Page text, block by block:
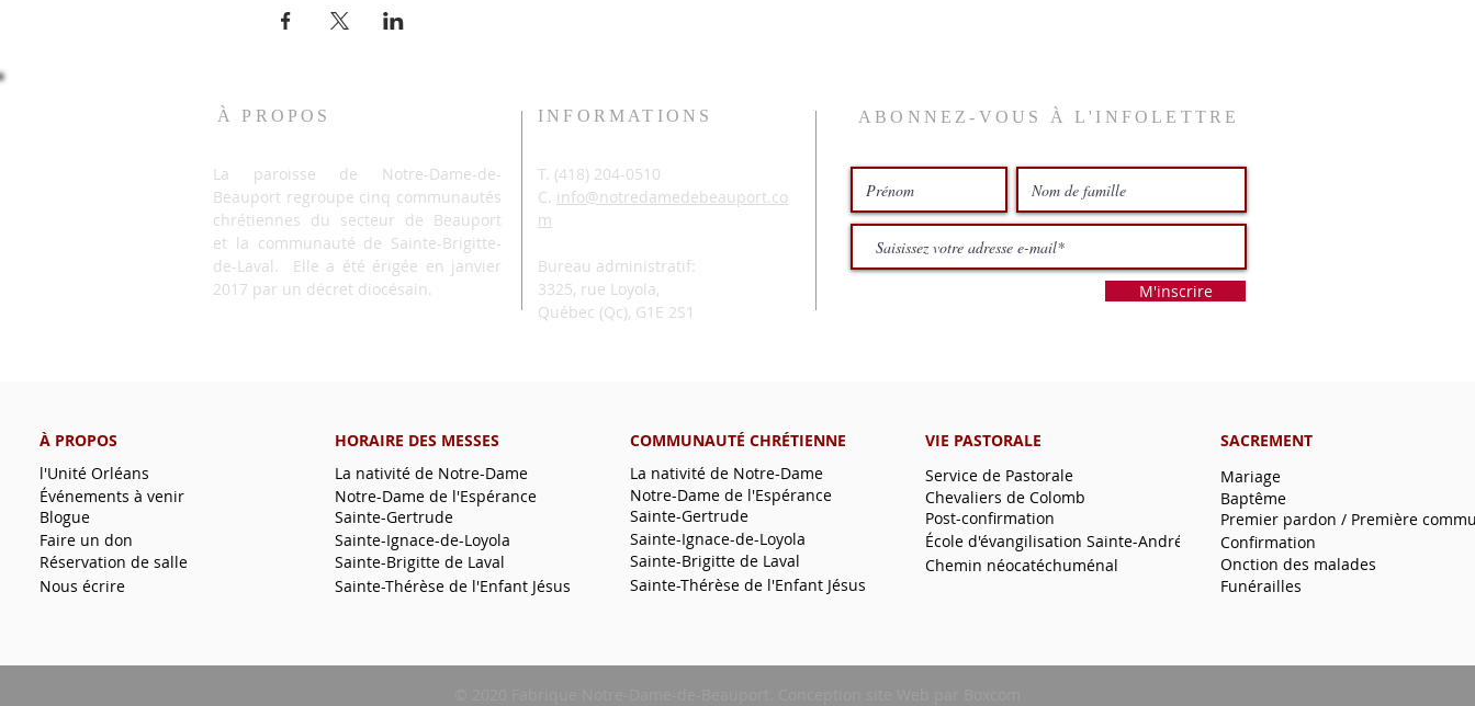
À PROPOS
La paroisse de Notre-Dame-de-
Beauport regroupe cinq communautés
chrétiennes du secteur de Beauport
et la communauté de Sainte-Brigitte-
de-Laval. Elle a été érigée en janvier
2017 par un décret diocésain.
INFORMATIONS
T. (418) 204-0510
C. info@notredamedebeauport.co
m
Bureau administratif:
3325, rue Loyola,
Québec (Qc), G1E 2S1
ABONNEZ-VOUS À L'INFOLETTRE
M'inscrire
À PROPOS
l'Unité Orléans
Blogue
Événements à venir
Faire un don
Réservation de salle
Nous écrire
HORAIRE DES MESSES
La nativité de Notre-Dame
Sainte-Gertrude
Notre-Dame de l'Espérance
Sainte-Ignace-de-Loyola
Sainte-Brigitte de Laval
Sainte-Thérèse de l'Enfant Jésus
COMMUNAUTÉ CHRÉTIENNE
La nativité de Notre-Dame
Sainte-Gertrude
Notre-Dame de l'Espérance
Sainte-Ignace-de-Loyola
Sainte-Brigitte de Laval
Sainte-Thérèse de l'Enfant Jésus
VIE PASTORALE
Service de Pastorale
Chevaliers de Colomb
Post-confirmation
École d'évangilisation Sainte-André
Chemin néocatéchuménal
SACREMENT
Mariage
Premier pardon / Première
Baptême
Confirmation
Onction des malades
Funérailles